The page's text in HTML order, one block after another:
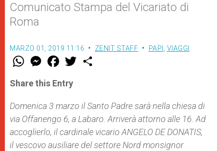
Comunicato Stampa del Vicariato di
Roma
MARZO 01, 2019 11:16 ZENIT STAFF PAPI VIAGGI
W
t
s
p
p
M
e
s
e
g
e
r
F
a
e
b
o
k
w
r
Share this Entry
Domenica 3 marzo il Santo Padre sarà nella chiesa di
via Offanengo 6, a Labaro. Arriverà attorno alle 16. Ad
accoglierlo, il cardinale vicario ANGELO DE DONATIS,
il vescovo ausiliare del settore Nord monsignor